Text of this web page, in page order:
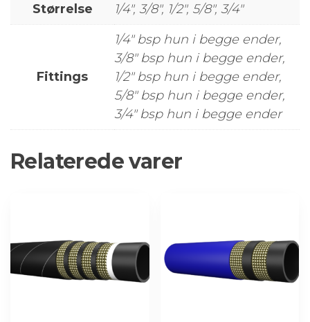
Størrelse
1/4", 3/8", 1/2", 5/8", 3/4"
Fittings
1/4" bsp hun i begge ender,
3/8" bsp hun i begge ender,
1/2" bsp hun i begge ender,
5/8" bsp hun i begge ender,
3/4" bsp hun i begge ender
Relaterede varer